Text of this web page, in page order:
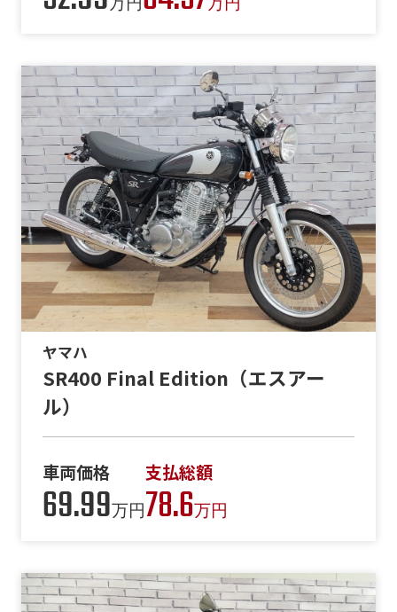
万円 万円
ヤマハ
SR400 Final Edition（エスアー
ル）
車両価格
69.99万円
支払総額
78.6万円